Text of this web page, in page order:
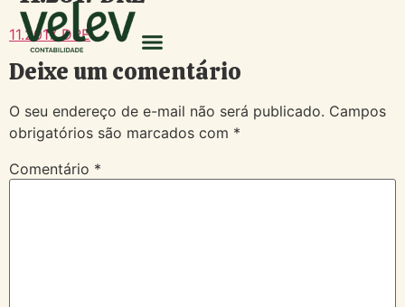
11.2017 DRE
Deixe um comentário
O seu endereço de e-mail não será publicado. Campos
obrigatórios são marcados com *
Comentário *